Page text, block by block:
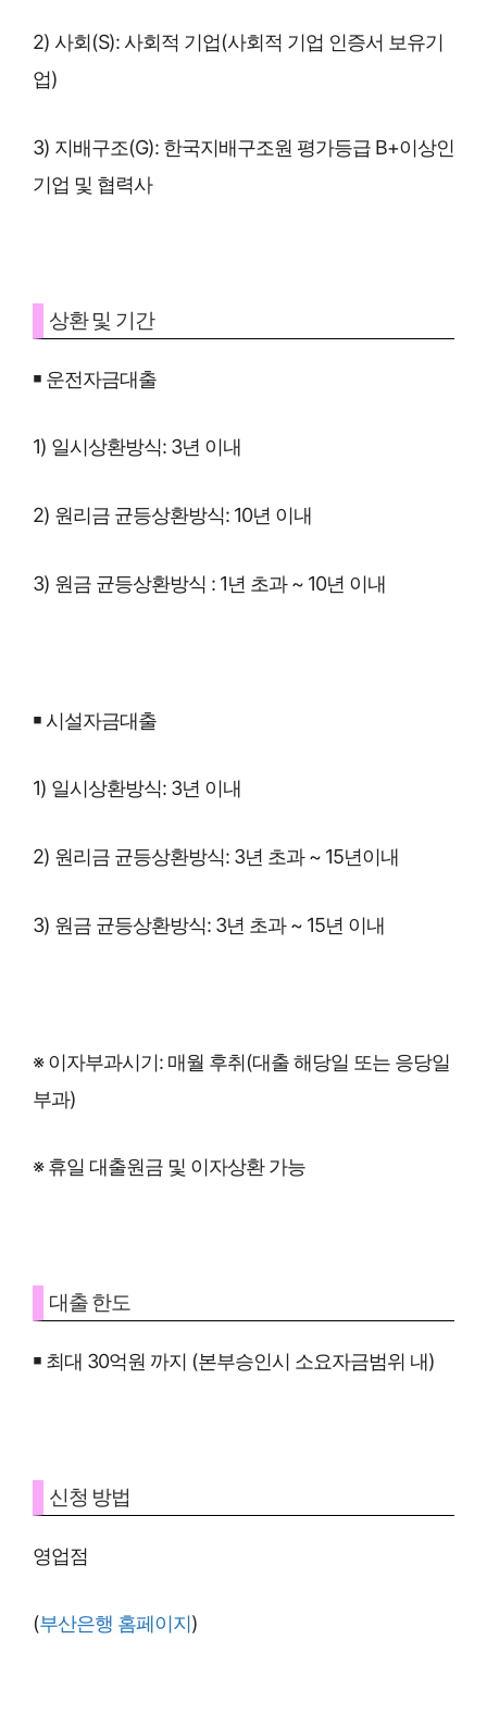
2) 사회(S): 사회적 기업(사회적 기업 인증서 보유기
업)
3) 지배구조(G): 한국지배구조원 평가등급 B+이상인
기업 및 협력사
상환 및 기간
￭ 운전자금대출
1) 일시상환방식: 3년 이내
2) 원리금 균등상환방식: 10년 이내
3) 원금 균등상환방식 : 1년 초과 ~ 10년 이내
￭ 시설자금대출
1) 일시상환방식: 3년 이내
2) 원리금 균등상환방식: 3년 초과 ~ 15년이내
3) 원금 균등상환방식: 3년 초과 ~ 15년 이내
※ 이자부과시기: 매월 후취(대출 해당일 또는 응당일
부과)
※ 휴일 대출원금 및 이자상환 가능
대출 한도
￭ 최대 30억원 까지 (본부승인시 소요자금범위 내)
신청 방법
영업점
(부산은행 홈페이지)